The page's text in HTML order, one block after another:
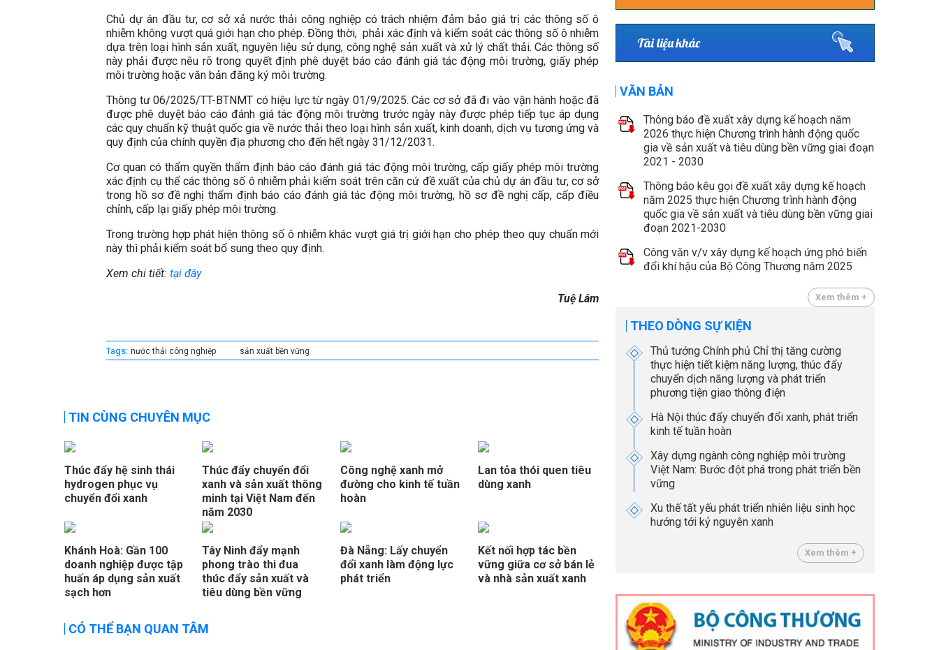
Chủ dự án đầu tư, cơ sở xả nước thải công nghiệp có trách nhiệm đảm bảo giá trị các thông số ô
nhiễm không vượt quá giới hạn cho phép. Đồng thời, phải xác định và kiểm soát các thông số ô nhiễm
dựa trên loại hình sản xuất, nguyên liệu sử dụng, công nghệ sản xuất và xử lý chất thải. Các thông số
này phải được nêu rõ trong quyết định phê duyệt báo cáo đánh giá tác động môi trường, giấy phép
môi trường hoặc văn bản đăng ký môi trường.
Thông tư 06/2025/TT-BTNMT có hiệu lực từ ngày 01/9/2025. Các cơ sở đã đi vào vận hành hoặc đã
được phê duyệt báo cáo đánh giá tác động môi trường trước ngày này được phép tiếp tục áp dụng
các quy chuẩn kỹ thuật quốc gia về nước thải theo loại hình sản xuất, kinh doanh, dịch vụ tương ứng và
quy định của chính quyền địa phương cho đến hết ngày 31/12/2031.
Cơ quan có thẩm quyền thẩm định báo cáo đánh giá tác động môi trường, cấp giấy phép môi trường
xác định cụ thể các thông số ô nhiễm phải kiểm soát trên căn cứ đề xuất của chủ dự án đầu tư, cơ sở
trong hồ sơ đề nghị thẩm định báo cáo đánh giá tác động môi trường, hồ sơ đề nghị cấp, cấp điều
chỉnh, cấp lại giấy phép môi trường.
Trong trường hợp phát hiện thông số ô nhiễm khác vượt giá trị giới hạn cho phép theo quy chuẩn mới
này thì phải kiểm soát bổ sung theo quy định.
Xem chi tiết: tại đây
Tuệ Lâm
Tags: nước thải công nghiệp sản xuất bền vững
TIN CÙNG CHUYÊN MỤC
Thúc đẩy hệ sinh thái
hydrogen phục vụ
chuyển đổi xanh
Thúc đẩy chuyển đổi
xanh và sản xuất thông
minh tại Việt Nam đến
năm 2030
Công nghệ xanh mở
đường cho kinh tế tuần
hoàn
Lan tỏa thói quen tiêu
dùng xanh
Khánh Hoà: Gần 100
doanh nghiệp được tập
huấn áp dụng sản xuất
sạch hơn
Tây Ninh đẩy mạnh
phong trào thi đua
thúc đẩy sản xuất và
tiêu dùng bền vững
Đà Nẵng: Lấy chuyển
đổi xanh làm động lực
phát triển
Kết nối hợp tác bền
vững giữa cơ sở bán lẻ
và nhà sản xuất xanh
CÓ THỂ BẠN QUAN TÂM
Tài liệu khác
VĂN BẢN
Thông báo đề xuất xây dựng kế hoạch năm
2026 thực hiện Chương trình hành động quốc
gia về sản xuất và tiêu dùng bền vững giai đoạn
2021 - 2030
Thông báo kêu gọi đề xuất xây dựng kế hoạch
năm 2025 thực hiện Chương trình hành động
quốc gia về sản xuất và tiêu dùng bền vững giai
đoạn 2021-2030
Công văn v/v xây dựng kế hoạch ứng phó biến
đổi khí hậu của Bộ Công Thương năm 2025
Xem thêm +
THEO DÒNG SỰ KIỆN
Thủ tướng Chính phủ Chỉ thị tăng cường
thực hiện tiết kiệm năng lượng, thúc đẩy
chuyển dịch năng lượng và phát triển
phương tiện giao thông điện
Hà Nội thúc đẩy chuyển đổi xanh, phát triển
kinh tế tuần hoàn
Xây dựng ngành công nghiệp môi trường
Việt Nam: Bước đột phá trong phát triển bền
vững
Xu thế tất yếu phát triển nhiên liệu sinh học
hướng tới kỷ nguyên xanh
Xem thêm +